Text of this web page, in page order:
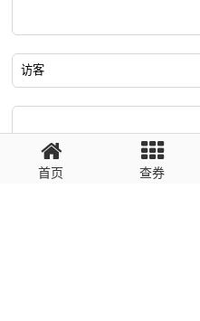
回复需填写必要信息
首页 查券